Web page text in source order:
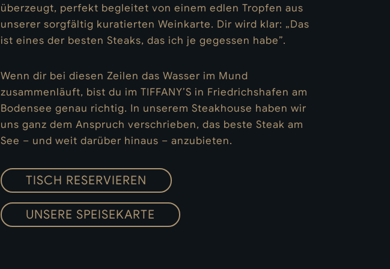
überzeugt, perfekt begleitet von einem edlen Tropfen aus
unserer sorgfältig kuratierten Weinkarte. Dir wird klar: „Das
ist eines der besten Steaks, das ich je gegessen habe”.
Wenn dir bei diesen Zeilen das Wasser im Mund
zusammenläuft, bist du im TIFFANY’S in Friedrichshafen am
Bodensee genau richtig. In unserem Steakhouse haben wir
uns ganz dem Anspruch verschrieben, das beste Steak am
See – und weit darüber hinaus – anzubieten.
TISCH RESERVIEREN
UNSERE SPEISEKARTE